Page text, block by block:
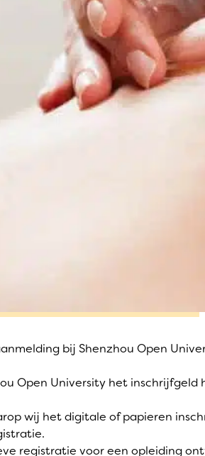
bij Shenzhou Open
Open University het
wij het digitale of papieren
registratie voor een opleiding